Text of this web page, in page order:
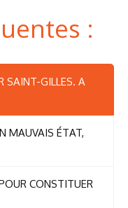
:
SAINT-GILLES. A
MAUVAIS ÉTAT,
CONSTITUER